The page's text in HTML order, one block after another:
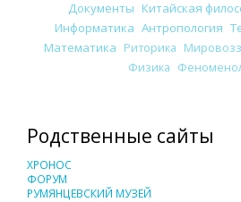
Документы Китайская
Информатика Антропология
Математика Риторика
Физика
Родственные сайты
ХРОНОС
ФОРУМ
РУМЯНЦЕВСКИЙ МУЗЕЙ